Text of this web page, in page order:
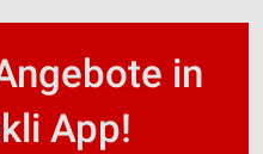
in
App!